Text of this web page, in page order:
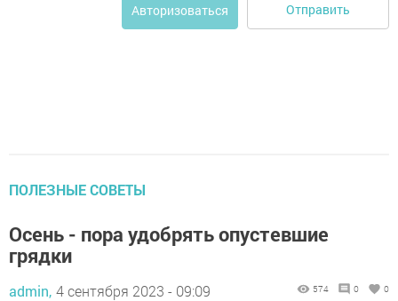
Авторизоваться Отправить
ПОЛЕЗНЫЕ СОВЕТЫ
Осень - пора удобрять опустевшие
грядки
admin, 4 сентября 2023 - 09:09 574 0 0